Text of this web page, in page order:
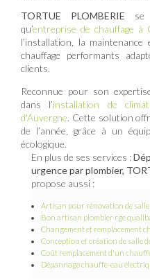
TORTUE PLOMBERIE se
qu’entreprise de chauffage à
l’installation, la
chauffage performants
clients.
Reconnue pour son
dans l’installation de
d'Auvergne. Cette solution
de l’année, grâce à un
écologique.
En plus de ses services :
urgence par plombier,
propose aussi :
Artisan pour rénovation de salle
Bon artisan plombier rge
Changement et remplacement
Conception et création de salle
Coût remplacement d'un
Dépannage chauffe-eau